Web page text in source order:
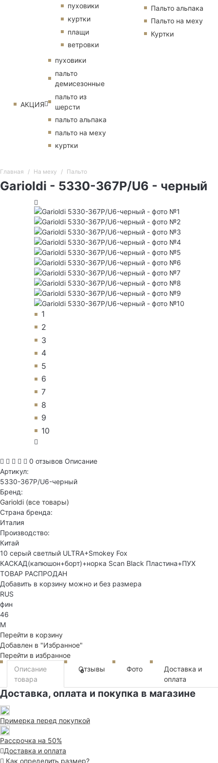
пуховики
куртки
плащи
ветровки
АКЦИЯ
пуховики
пальто
демисезонные
пальто из
шерсти
пальто альпака
пальто на меху
куртки
Пальто альпака
Пальто на меху
Куртки
Главная На меху Пальто
Garioldi - 5330-367P/U6 - черный
1
2
3
4
5
6
7
8
9
10
0 отзывов Описание
Артикул:
5330-367P/U6-черный
Бренд:
Garioldi (все товары)
Страна бренда:
Италия
Производство:
Китай
10 серый светлый ULTRA+Smokey Fox
КАСКАД(капюшон+борт)+норка Scan Black Пластина+ПУХ
ТОВАР РАСПРОДАН
Добавить в корзину можно и без размера
RUS
фин
46
M
Перейти в корзину
Добавлен в "Избранное"
Перейти в избранное
Описание
товара
Отзывы
0 Фото
Доставка и
оплата
Доставка, оплата и покупка в магазине
Примерка перед покупкой
Рассрочка на 50%
Доставка и оплата
Как определить размер?